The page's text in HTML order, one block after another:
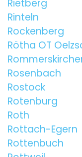
Rietberg
Rinteln
Rockenberg
Rötha OT
Rosenbach
Rostock
Rotenburg
Roth
Rottach-Egern
Rottenbuch